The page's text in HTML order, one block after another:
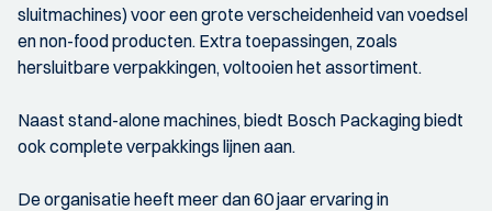
sluitmachines) voor een grote verscheidenheid van voedsel
en non-food producten. Extra toepassingen, zoals
hersluitbare verpakkingen, voltooien het assortiment.
Naast stand-alone machines, biedt Bosch Packaging biedt
ook complete verpakkings lijnen aan.
De organisatie heeft meer dan 60 jaar ervaring in